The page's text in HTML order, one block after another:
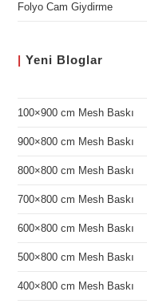
Folyo Cam Giydirme
| Yeni Bloglar
100×900 cm Mesh Baskı
900×800 cm Mesh Baskı
800×800 cm Mesh Baskı
700×800 cm Mesh Baskı
600×800 cm Mesh Baskı
500×800 cm Mesh Baskı
400×800 cm Mesh Baskı